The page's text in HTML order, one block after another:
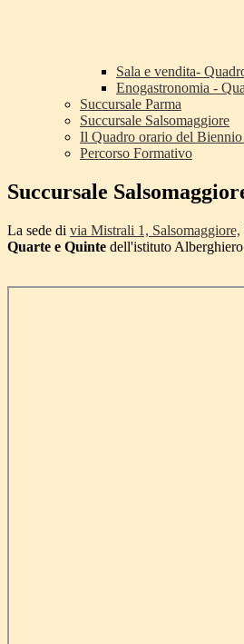
Sala e vendita-
Enogastronomia -
Succursale Parma
Succursale Salsomaggiore
Il Quadro orario del
Percorso Formativo
Succursale
La sede di via Mistrali 1, Salsomaggiore,
Quarte e Quinte dell'istituto Alberghiero